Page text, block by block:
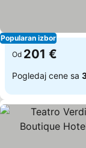
Popularan izbor
Od 201 €
Pogledaj cene sa